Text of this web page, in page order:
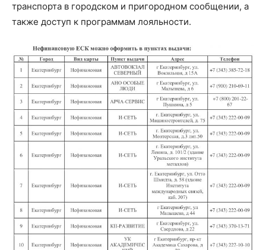
транспорта в городском и пригородном сообщении, а
также доступ к программам лояльности.